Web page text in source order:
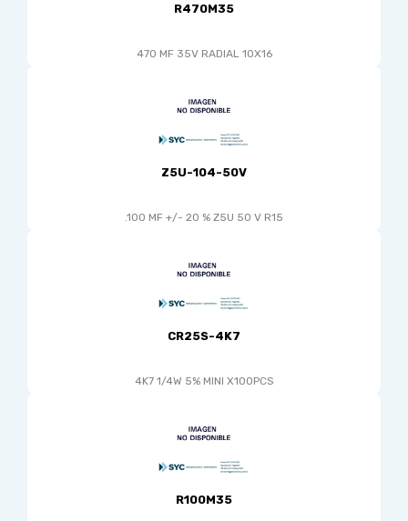
R470M35
470 MF 35V RADIAL 10X16
Z5U-104-50V
.100 MF +/- 20 % Z5U 50 V R15
CR25S-4K7
4K7 1/4W 5% MINI X100PCS
R100M35